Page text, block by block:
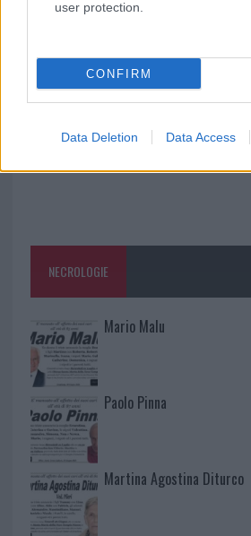
user protection.
CONFIRM
Data Deletion Data Access
NECROLOGIE
Mario Malu
Paolo Pinna
Martina Agostina Diturco